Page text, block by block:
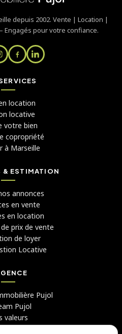
depuis 2002. Vente | Location |
pour votre confiance.
location
locative
votre bien
copropriété
à Marseille
& ESTIMATION
annonces
en vente
en location
prix de vente
de loyer
Locative
Pujol
Pujol
valeurs
clients